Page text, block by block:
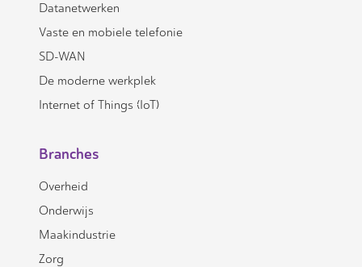
Datanetwerken
Vaste en mobiele telefonie
SD-WAN
De moderne werkplek
Internet of Things (IoT)
Branches
Overheid
Onderwijs
Maakindustrie
Zorg